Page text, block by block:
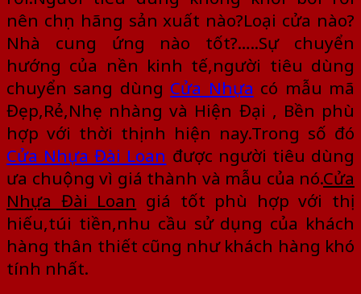
nên chọn hãng sản xuất nào?Loại cửa nào?
Nhà cung ứng nào tốt?…..Sự chuyển
hướng của nền kinh tế,người tiêu dùng
chuyển sang dùng Cửa Nhựa có mẫu mã
Đẹp,Rẻ,Nhẹ nhàng và Hiện Đại , Bền phù
hợp với thời thịnh hiện nay.Trong số đó
Cửa Nhựa Đài Loan được người tiêu dùng
ưa chuộng vì giá thành và mẫu của nó.Cửa
Nhựa Đài Loan giá tốt phù hợp với thị
hiếu,túi tiền,nhu cầu sử dụng của khách
hàng thân thiết cũng như khách hàng khó
tính nhất.